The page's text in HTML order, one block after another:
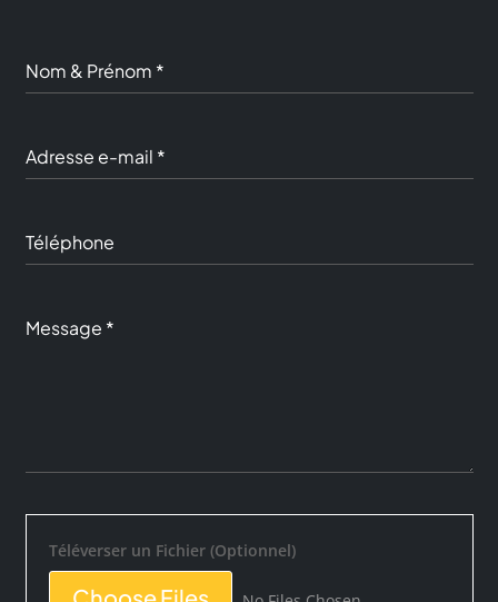
Téléverser un Fichier (Optionnel)
File Input